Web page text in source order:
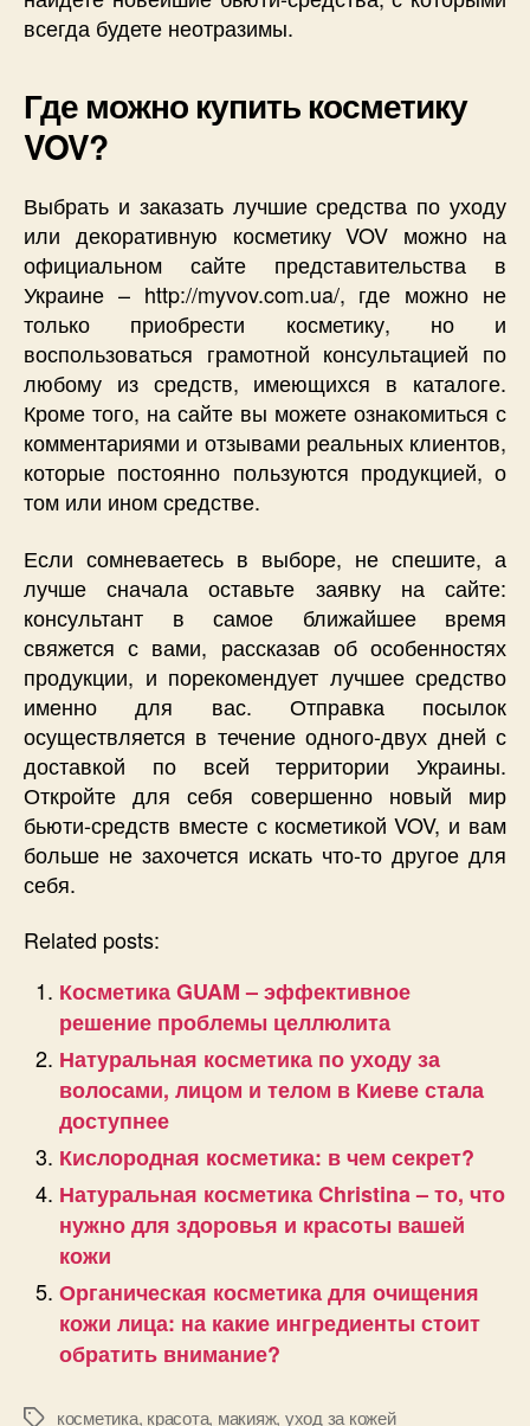
всегда будете неотразимы.
Где можно купить косметику
VOV?
Выбрать и заказать лучшие средства по уходу
или декоративную косметику VOV можно на
официальном сайте представительства в
Украине – http://myvov.com.ua/, где можно не
только приобрести косметику, но и
воспользоваться грамотной консультацией по
любому из средств, имеющихся в каталоге.
Кроме того, на сайте вы можете ознакомиться с
комментариями и отзывами реальных клиентов,
которые постоянно пользуются продукцией, о
том или ином средстве.
Если сомневаетесь в выборе, не спешите, а
лучше сначала оставьте заявку на сайте:
консультант в самое ближайшее время
свяжется с вами, рассказав об особенностях
продукции, и порекомендует лучшее средство
именно для вас. Отправка посылок
осуществляется в течение одного-двух дней с
доставкой по всей территории Украины.
Откройте для себя совершенно новый мир
бьюти-средств вместе с косметикой VOV, и вам
больше не захочется искать что-то другое для
себя.
Related posts:
Косметика GUAM – эффективное
решение проблемы целлюлита
Натуральная косметика по уходу за
волосами, лицом и телом в Киеве стала
доступнее
Кислородная косметика: в чем секрет?
Натуральная косметика Christina – то, что
нужно для здоровья и красоты вашей
кожи
Органическая косметика для очищения
кожи лица: на какие ингредиенты стоит
обратить внимание?
Позначкикосметика, красота, макияж, уход за кожей